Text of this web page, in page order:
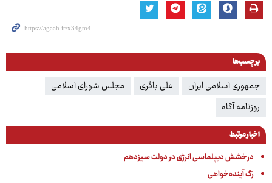
برچسب‌ها
جمهوری اسلامی ایران علی باقری
مجلس شورای اسلامی
روزنامه آگاه
اخبار مرتبط
درخشش دیپلماسی انرژی در دولت سیزدهم
رَگ آینده‌خواهی